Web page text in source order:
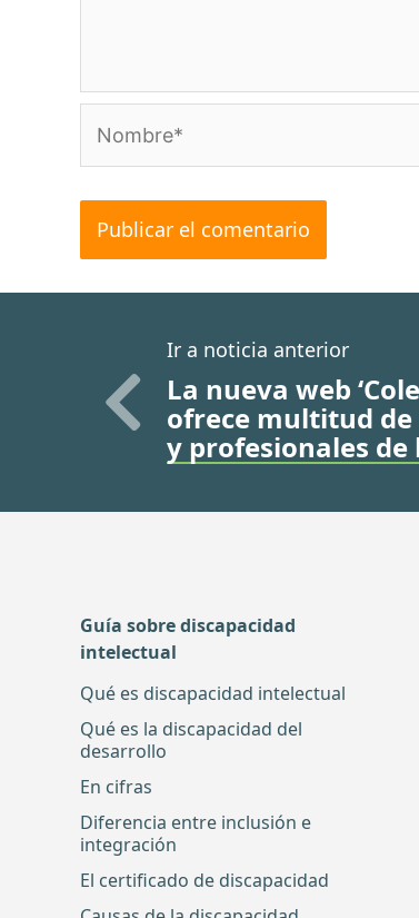
Ir a noticia anterior
La nueva web
ofrece multitud
y profesionales de
Guía sobre discapacidad
intelectual
Qué es discapacidad intelectual
Qué es la discapacidad del
desarrollo
En cifras
Diferencia entre inclusión e
integración
El certificado de discapacidad